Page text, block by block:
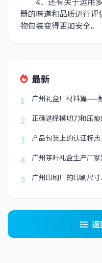
器的味道和品质进行
物包装变得更加安全。
最新
1
广州礼盒厂材料篇——
2 正确选择模切刀和压
3 产品包装上的认证标志
4 广州茶叶礼盒生产厂
5 广州印刷厂的印刷尺寸